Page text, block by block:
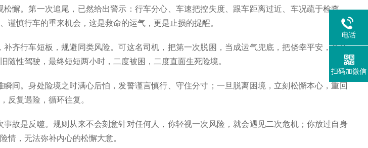
懈。第一次追尾，已然给出警示：行车分心、车速把控失度、跟车距离过近、车况疏于检查，
慎行车的重来机会，这是救命的运气，更是止损的提醒。
齐行车短板，规避同类风险。可这名司机，把第一次脱困，当成运气兜底，把侥幸平安，当成
性驾驶，最终短短两小时，二度被困，二度直面生死险境。
间。身处险境之时满心后怕，发誓谨言慎行、守住分寸；一旦脱离困境，立刻松懈本心，重回
反复遇险，循环往复。
故是反噬。规则从来不会刻意针对任何人，你轻视一次风险，就会遇见二次危机；你放过自身
情，无法弥补内心的松懈大意。
电话
扫码加微信